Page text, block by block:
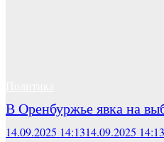
В Оренбуржье явка на
14.09.2025 14:1314.09.2025 14:13